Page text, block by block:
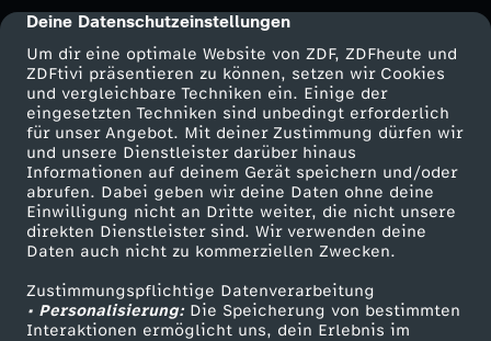
cmp-dialog-description
Deine Datenschutzeinstellungen
Um dir eine optimale Website von ZDF, ZDFheute und
ZDFtivi präsentieren zu können, setzen wir Cookies
und vergleichbare Techniken ein. Einige der
eingesetzten Techniken sind unbedingt erforderlich
für unser Angebot. Mit deiner Zustimmung dürfen wir
und unsere Dienstleister darüber hinaus
Informationen auf deinem Gerät speichern und/oder
abrufen. Dabei geben wir deine Daten ohne deine
Einwilligung nicht an Dritte weiter, die nicht unsere
direkten Dienstleister sind. Wir verwenden deine
Daten auch nicht zu kommerziellen Zwecken.
Zustimmungspflichtige Datenverarbeitung
• Personalisierung:Die Speicherung von bestimmten
Interaktionen ermöglicht uns, dein Erlebnis im
h
t
e
-
M
a
Mehr ZDF
ZDF-Apps
Smart TV
ZDFtext
Livestreams
Sendungen A-Z
Service
ZDFmitreden
Kontakt zum ZDF
Tickets
Zuschauerservice
Hilfe